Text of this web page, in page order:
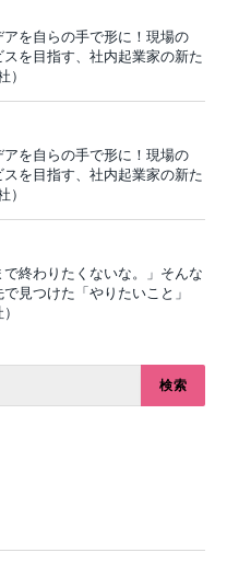
アを自らの手で形に！現場の
スを目指す、社内起業家の新た
）
アを自らの手で形に！現場の
スを目指す、社内起業家の新た
）
で終わりたくないな。」そんな
見つけた「やりたいこと」